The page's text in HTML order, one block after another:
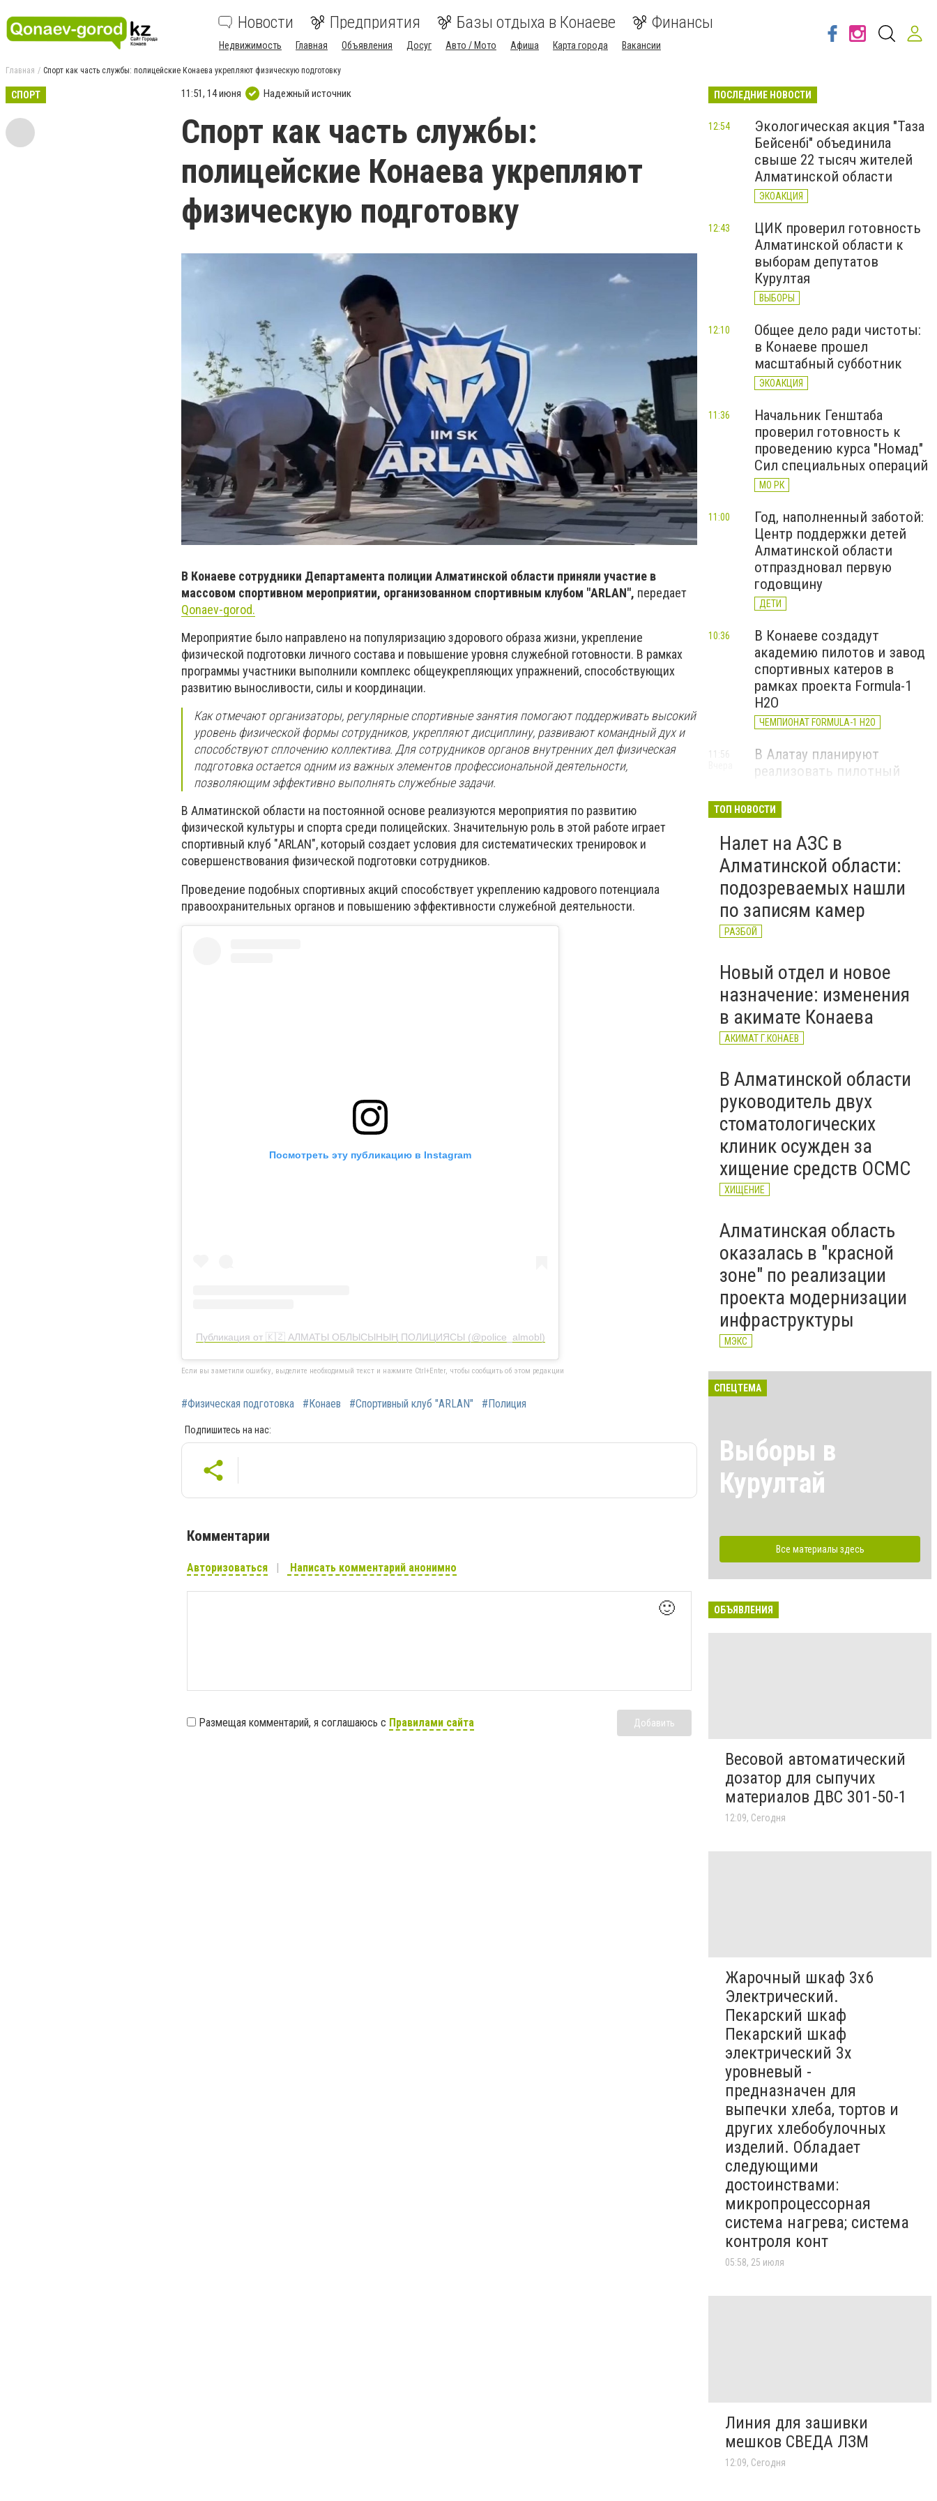
Новости Предприятия Базы отдыха в Конаеве Финансы
Недвижимость Главная Объявления Досуг Авто / Мото Афиша Карта города Вакансии
Главная Спорт как часть службы: полицейские Конаева укрепляют физическую подготовку
СПОРТ 11:51, 14 июня Надежный источник
Спорт как часть службы:
полицейские Конаева укрепляют
физическую подготовку
В Конаеве сотрудники Департамента полиции Алматинской области приняли участие в
массовом спортивном мероприятии, организованном спортивным клубом "ARLAN", передает
Qonaev-gorod.
Мероприятие было направлено на популяризацию здорового образа жизни, укрепление
физической подготовки личного состава и повышение уровня служебной готовности. В рамках
программы участники выполнили комплекс общеукрепляющих упражнений, способствующих
развитию выносливости, силы и координации.
Как отмечают организаторы, регулярные спортивные занятия помогают поддерживать высокий
уровень физической формы сотрудников, укрепляют дисциплину, развивают командный дух и
способствуют сплочению коллектива. Для сотрудников органов внутренних дел физическая
подготовка остается одним из важных элементов профессиональной деятельности,
позволяющим эффективно выполнять служебные задачи.
В Алматинской области на постоянной основе реализуются мероприятия по развитию
физической культуры и спорта среди полицейских. Значительную роль в этой работе играет
спортивный клуб "ARLAN", который создает условия для систематических тренировок и
совершенствования физической подготовки сотрудников.
Проведение подобных спортивных акций способствует укреплению кадрового потенциала
правоохранительных органов и повышению эффективности служебной деятельности.
Посмотреть эту публикацию в Instagram
Публикация от 🇰🇿 АЛМАТЫ ОБЛЫСЫНЫҢ ПОЛИЦИЯСЫ (@police_almobl)
Если вы заметили ошибку, выделите необходимый текст и нажмите Ctrl+Enter, чтобы сообщить об этом редакции
#Физическая подготовка #Конаев #Спортивный клуб "ARLAN" #Полиция
Подпишитесь на нас:
Комментарии
Авторизоваться Написать комментарий анонимно
🙂
Размещая комментарий, я соглашаюсь с Правилами сайта Добавить
ПОСЛЕДНИЕ НОВОСТИ
Экологическая акция "Таза
Бейсенбі" объединила
свыше 22 тысяч жителей
Алматинской области
ЭКОАКЦИЯ
12:54
ЦИК проверил готовность
Алматинской области к
выборам депутатов
Курултая
ВЫБОРЫ
12:43
Общее дело ради чистоты:
в Конаеве прошел
масштабный субботник
ЭКОАКЦИЯ
12:10
Начальник Генштаба
проверил готовность к
проведению курса "Номад"
Сил специальных операций
МО РК
11:36
Год, наполненный заботой:
Центр поддержки детей
Алматинской области
отпраздновал первую
годовщину
ДЕТИ
11:00
В Конаеве создадут
академию пилотов и завод
спортивных катеров в
рамках проекта Formula-1
H2O
ЧЕМПИОНАТ FORMULA-1 H2O
10:36
В Алатау планируют
реализовать пилотный
"зеленого" авиатоплива
11:56
Алматы облысының
мамандандырылған
ауданаралық әкімшілік
сотының төрағасы болып
Роллан Дүйсенбиев
тағайындалды
14:19
4 августа
ТОП НОВОСТИ
Налет на АЗС в
Алматинской области:
подозреваемых нашли
по записям камер
РАЗБОЙ
Новый отдел и новое
назначение: изменения
в акимате Конаева
АКИМАТ Г.КОНАЕВ
В Алматинской области
руководитель двух
стоматологических
клиник осужден за
хищение средств ОСМС
ХИЩЕНИЕ
Алматинская область
оказалась в "красной
зоне" по реализации
проекта модернизации
инфраструктуры
МЭКС
СПЕЦТЕМА
Выборы в
Курултай
Все материалы здесь
ОБЪЯВЛЕНИЯ
Весовой автоматический
дозатор для сыпучих
материалов ДВС 301-50-1
12:09, Сегодня
Жарочный шкаф 3х6
Электрический.
Пекарский шкаф
Пекарский шкаф
электрический 3х
уровневый -
предназначен для
выпечки хлеба, тортов и
других хлебобулочных
изделий. Обладает
следующими
достоинствами:
микропроцессорная
система нагрева; система
контроля конт
05:58, 25 июля
Линия для зашивки
мешков СВЕДА ЛЗМ
12:09, Сегодня